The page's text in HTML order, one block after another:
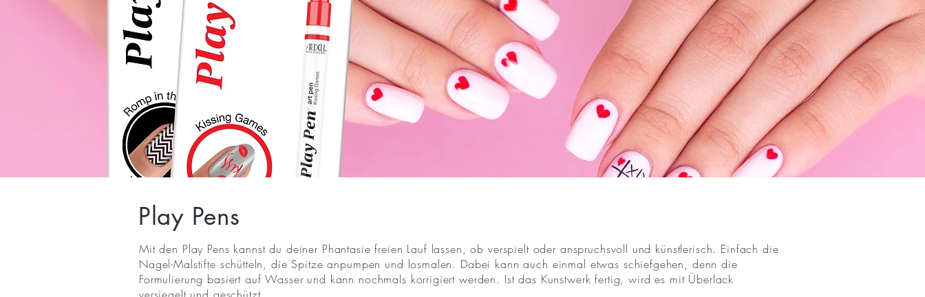
Play Pens
Mit den Play Pens kannst du deiner Phantasie freien Lauf lassen, ob verspielt oder anspruchsvoll und künstlerisch. Einfach die
Nagel-Malstifte schütteln, die Spitze anpumpen und losmalen. Dabei kann auch einmal etwas schiefgehen, denn die
Formulierung basiert auf Wasser und kann nochmals korrigiert werden. Ist das Kunstwerk fertig, wird es mit Überlack